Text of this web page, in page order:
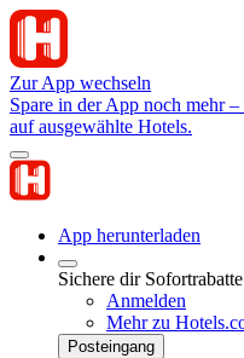
Zur App wechseln
Spare in der App noch mehr
auf ausgewählte Hotels.
App herunterladen
Sichere dir
Anmelden
Mehr zu
Posteingang